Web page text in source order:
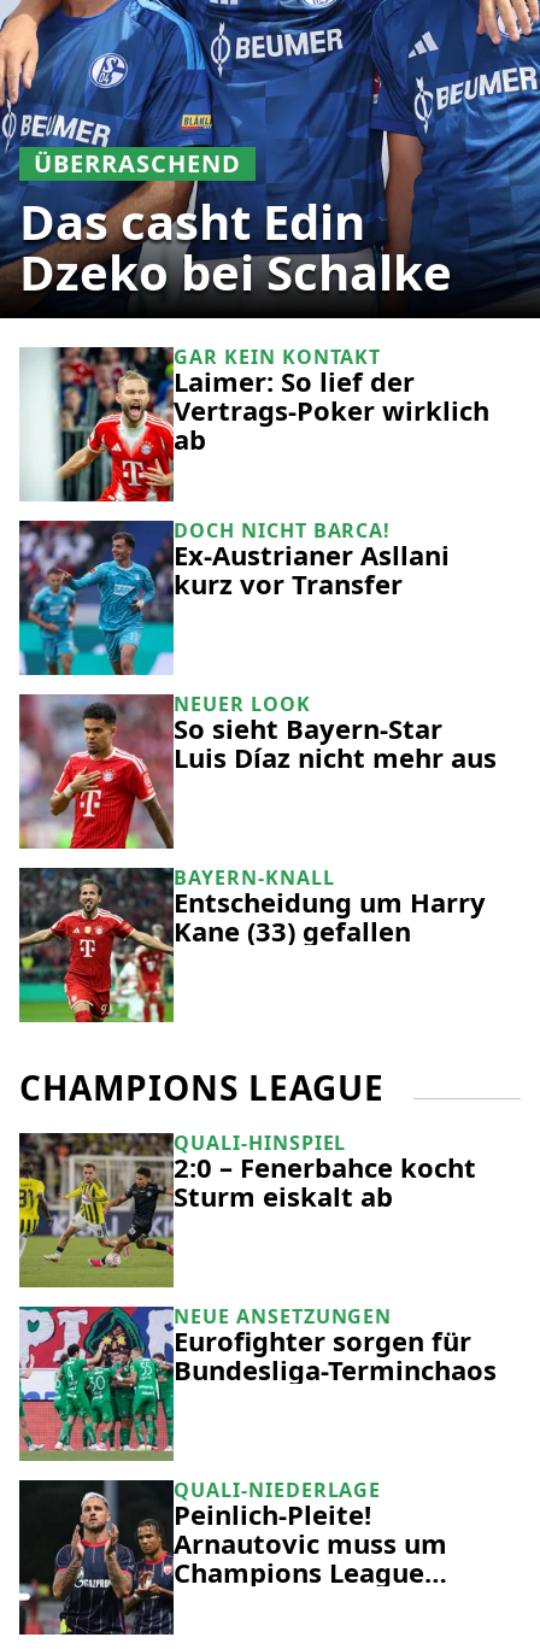
ÜBERRASCHEND
Das casht Edin
Dzeko bei Schalke
GAR KEIN KONTAKT
Laimer: So lief der
Vertrags-Poker wirklich
ab
DOCH NICHT BARCA!
Ex-Austrianer Asllani
kurz vor Transfer
NEUER LOOK
So sieht Bayern-Star
Luis Díaz nicht mehr aus
BAYERN-KNALL
Entscheidung um Harry
Kane (33) gefallen
CHAMPIONS LEAGUE
QUALI-HINSPIEL
2:0 – Fenerbahce kocht
Sturm eiskalt ab
NEUE ANSETZUNGEN
Eurofighter sorgen für
Bundesliga-Terminchaos
QUALI-NIEDERLAGE
Peinlich-Pleite!
Arnautovic muss um
Champions League